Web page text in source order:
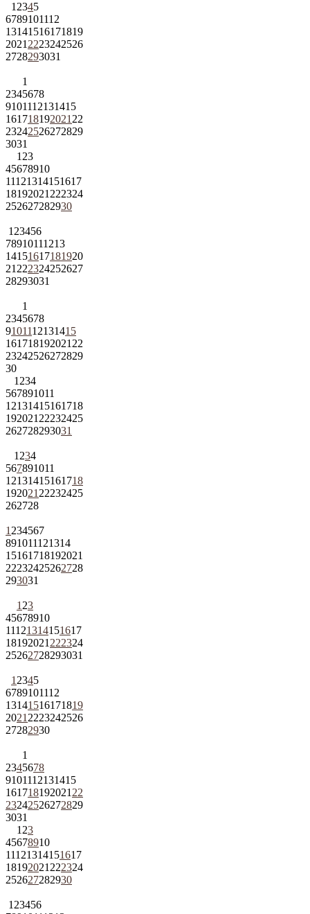
1 2345
6789101112
13141516171819
2021 2223242526
2728293031
1
2345678
9101112131415
161718192021 22
23242526272829
3031
1 23
45678910
11121314151617
18192021 222324
252627282930
1 23456
78910111213
14151617181920
21 222324252627
28293031
1
2345678
9101112131415
161718192021 22
23242526272829
30
1 234
567891011
12131415161718
192021 22232425
262728293031
1 234
567891011
12131415161718
192021 22232425
262728
1 234567
891011121314
15161718192021
22232425262728
293031
1 23
45678910
11121314151617
18192021 222324
25262728293031
1 2345
6789101112
13141516171819
2021 2223242526
27282930
1
2345678
9101112131415
161718192021 22
23242526272829
3031
1 23
45678910
11121314151617
18192021 222324
252627282930
1 23456